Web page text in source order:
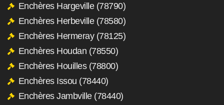
Enchères Hargeville (78790)
Enchères Herbeville (78580)
Enchères Hermeray (78125)
Enchères Houdan (78550)
Enchères Houilles (78800)
Enchères Issou (78440)
Enchères Jambville (78440)